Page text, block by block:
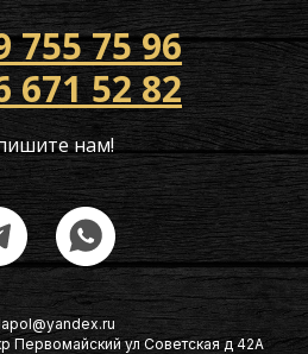
755 75 96
671 52 82
нам!
Первомайский ул Советская д 42А